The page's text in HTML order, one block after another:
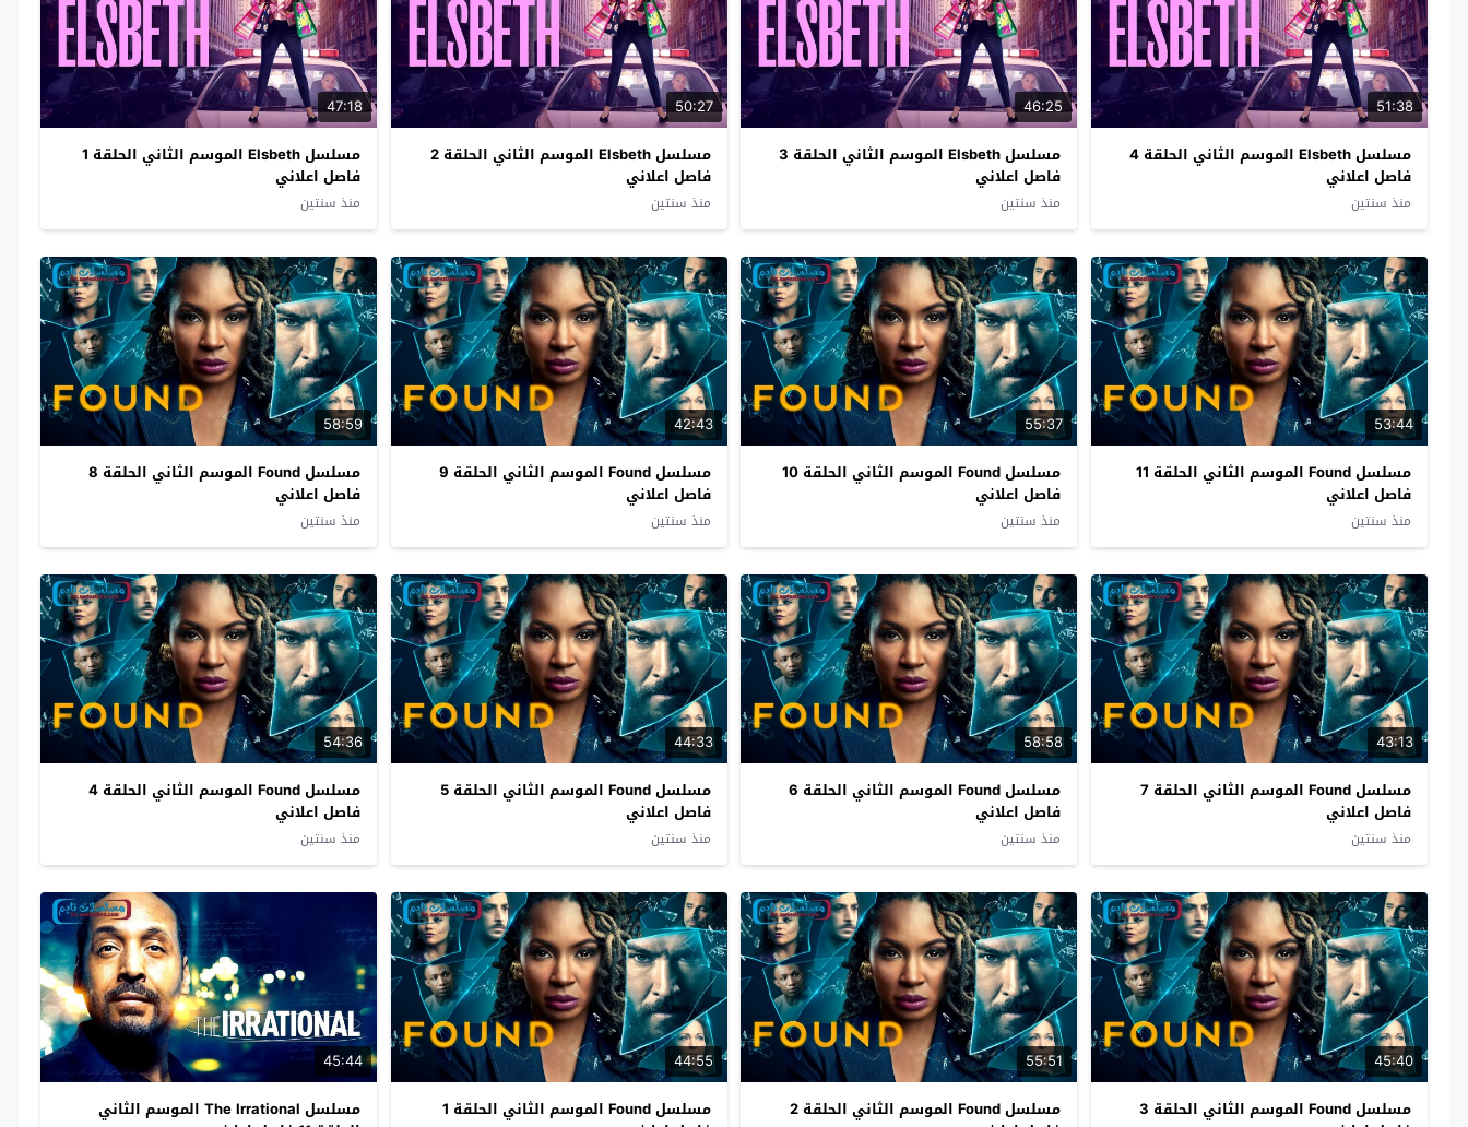
51:38
مسلسل Elsbeth الموسم الثاني الحلقة 4
فاصل اعلاني
منذ سنتين
46:25
مسلسل Elsbeth الموسم الثاني الحلقة 3
فاصل اعلاني
منذ سنتين
50:27
مسلسل Elsbeth الموسم الثاني الحلقة 2
فاصل اعلاني
منذ سنتين
47:18
مسلسل Elsbeth الموسم الثاني الحلقة 1
فاصل اعلاني
منذ سنتين
53:44
مسلسل Found الموسم الثاني الحلقة 11
فاصل اعلاني
منذ سنتين
55:37
مسلسل Found الموسم الثاني الحلقة 10
فاصل اعلاني
منذ سنتين
42:43
مسلسل Found الموسم الثاني الحلقة 9
فاصل اعلاني
منذ سنتين
58:59
مسلسل Found الموسم الثاني الحلقة 8
فاصل اعلاني
منذ سنتين
43:13
مسلسل Found الموسم الثاني الحلقة 7
فاصل اعلاني
منذ سنتين
58:58
مسلسل Found الموسم الثاني الحلقة 6
فاصل اعلاني
منذ سنتين
44:33
مسلسل Found الموسم الثاني الحلقة 5
فاصل اعلاني
منذ سنتين
54:36
مسلسل Found الموسم الثاني الحلقة 4
فاصل اعلاني
منذ سنتين
45:40
مسلسل Found الموسم الثاني الحلقة 3
55:51
مسلسل Found الموسم الثاني الحلقة 2
44:55
مسلسل Found الموسم الثاني الحلقة 1
45:44
مسلسل The Irrational الموسم الثاني